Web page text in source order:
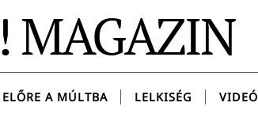
MAGAZIN
ELŐRE A MÚLTBA LELKISÉG